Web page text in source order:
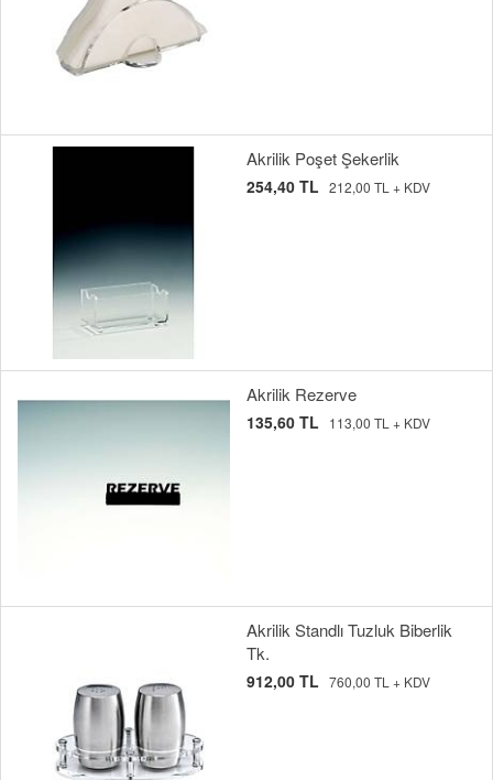
Akrilik Poşet Şekerlik
254,40 TL 212,00 TL + KDV
Akrilik Rezerve
135,60 TL 113,00 TL + KDV
Akrilik Standlı Tuzluk Biberlik
Tk.
912,00 TL 760,00 TL + KDV